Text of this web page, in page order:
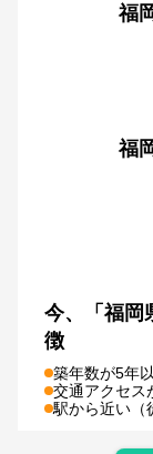
お家の売却を学
福
福
今、 「福
徴
築年数が5年
交通アクセス
駅から近い（